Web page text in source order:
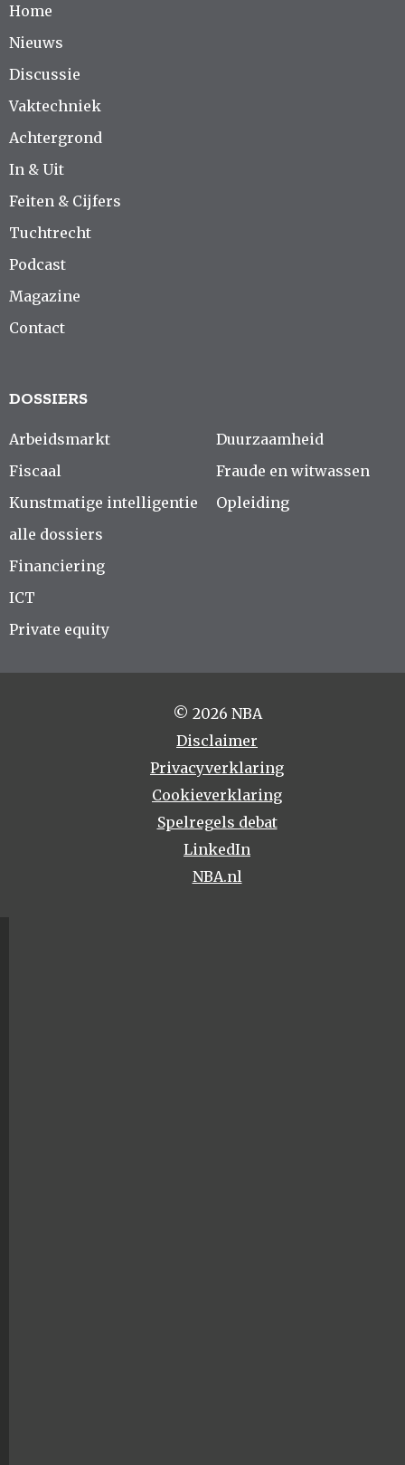
Home
Nieuws
Discussie
Vaktechniek
Achtergrond
In & Uit
Feiten & Cijfers
Tuchtrecht
Podcast
Magazine
Contact
DOSSIERS
Arbeidsmarkt
Fiscaal
Kunstmatige intelligentie
alle dossiers
Duurzaamheid
Fraude en witwassen
Opleiding
Financiering
ICT
Private equity
© 2026 NBA
Disclaimer
Privacyverklaring
Cookieverklaring
Spelregels debat
LinkedIn
NBA.nl